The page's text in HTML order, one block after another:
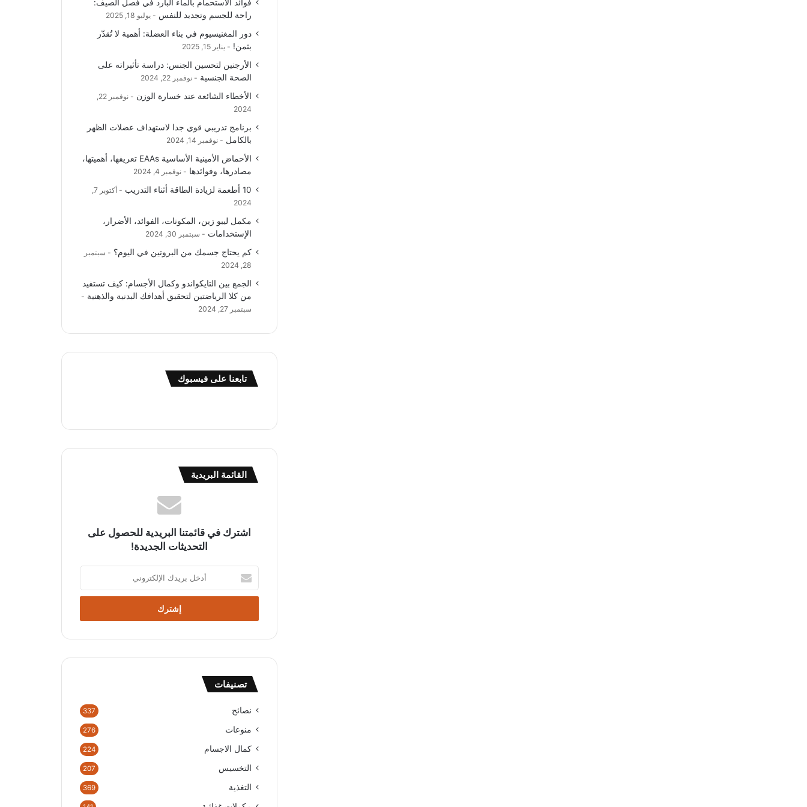
و
ك
T
u
b
e
ق
ر
ا
ا
ل
م
ع
R
فوائد الاستحمام بالماء البارد في فصل الصيف:
راحة للجسم وتجديد للنفس
يوليو 18, 2025
دور المغنيسيوم في بناء العضلة: أهمية لا تُقدّر
بثمن!
يناير 15, 2025
الأرجنين لتحسين الجنس: دراسة تأثيراته على
الصحة الجنسية
نوفمبر 22, 2024
الأخطاء الشائعة عند خسارة الوزن
نوفمبر 22,
2024
برنامج تدريبي قوي جدا لاستهداف عضلات الظهر
بالكامل
نوفمبر 14, 2024
الأحماض الأمينية الأساسية EAAs تعريفها، أهميتها،
مصادرها، وفوائدها
نوفمبر 4, 2024
10 أطعمة لزيادة الطاقة أثناء التدريب
أكتوبر 7,
2024
مكمل ليبو زين، المكونات، الفوائد، الأضرار،
الإستخدامات
سبتمبر 30, 2024
كم يحتاج جسمك من البروتين في اليوم؟
سبتمبر
28, 2024
الجمع بين التايكواندو وكمال الأجسام: كيف تستفيد
من كلا الرياضتين لتحقيق أهدافك البدنية والذهنية
سبتمبر 27, 2024
تابعنا على فيسبوك
القائمة البريدية
اشترك في قائمتنا البريدية للحصول على
التحديثات الجديدة!
خ
ب
د
إ
ت
و
ن
تصنيفات
نصائح 337
منوعات 276
كمال الاجسام 224
التخسيس 207
التغذية 369